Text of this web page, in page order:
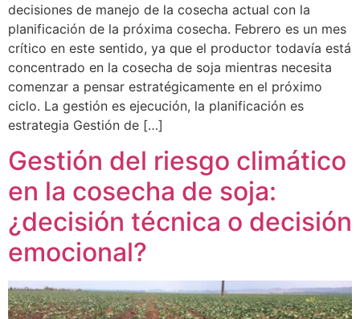
decisiones de manejo de la cosecha actual con la
planificación de la próxima cosecha. Febrero es un mes
crítico en este sentido, ya que el productor todavía está
concentrado en la cosecha de soja mientras necesita
comenzar a pensar estratégicamente en el próximo
ciclo. La gestión es ejecución, la planificación es
estrategia Gestión de […]
Gestión del riesgo climático
en la cosecha de soja:
¿decisión técnica o decisión
emocional?